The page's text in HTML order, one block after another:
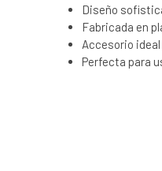
Diseño
Fabricada en
Accesorio
Perfecta para